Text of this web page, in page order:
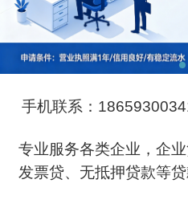
手机联系：
专业服务各类企业，企
发票贷、无抵押贷款等